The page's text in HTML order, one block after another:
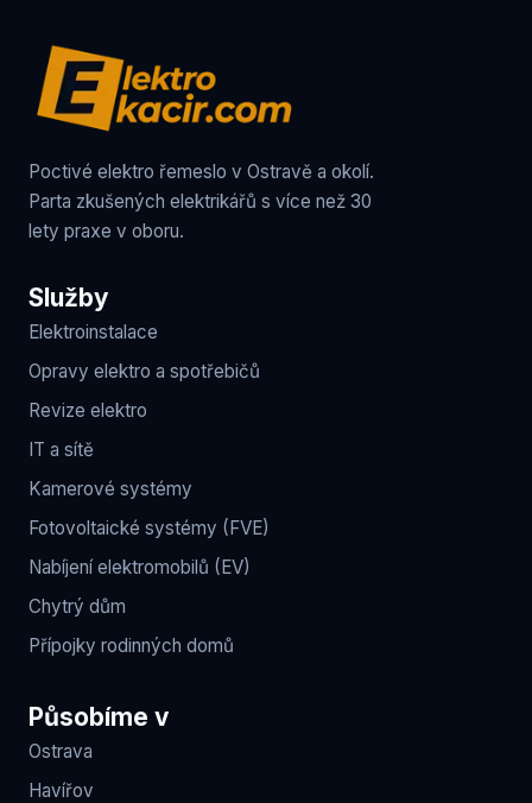
Poctivé elektro řemeslo v Ostravě a okolí.
Parta zkušených elektrikářů s více než 30
lety praxe v oboru.
Služby
Elektroinstalace
Opravy elektro a spotřebičů
Revize elektro
IT a sítě
Kamerové systémy
Fotovoltaické systémy (FVE)
Nabíjení elektromobilů (EV)
Chytrý dům
Přípojky rodinných domů
Působíme v
Ostrava
Havířov